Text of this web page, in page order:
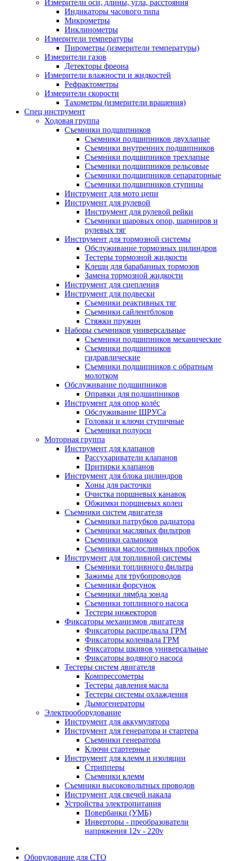
Измерители оси, длины, угла, расстояния
Индикаторы часового типа
Микрометры
Инклинометры
Измерители температуры
Пирометры (измерители температуры)
Измерители газов
Детекторы фреона
Измерители влажности и жидкостей
Рефрактометры
Измерители скорости
Тахометры (измерители вращения)
Спец инструмент
Ходовая группа
Съемники подшипников
Съемники подшипников двухлапые
Съемники внутренних подшипников
Съемники подшипников трехлапые
Съемники подшипников рельсовые
Съемники подшипников сепараторные
Съемники подшипников ступицы
Инструмент для мото цепи
Инструмент для рулевой
Инструмент для рулевой рейки
Съемники шаровых опор, шарниров и
рулевых тяг
Инструмент для тормозной системы
Обслуживание тормозных цилиндров
Тестеры тормозной жидкости
Клещи для барабанных тормозов
Замена тормозной жидкости
Инструмент для сцепления
Инструмент для подвески
Съемники реактивных тяг
Съемники сайлентблоков
Стяжки пружин
Наборы съемников универсальные
Съемники подшипников механические
Съемники подшипников
гидравлические
Съемники подшипников с обратным
молотком
Обслуживание подшипников
Оправки для подшипников
Инструмент для опор колёс
Обслуживание ШРУСа
Головки и ключи ступичные
Съемники полуоси
Моторная группа
Инструмент для клапанов
Рассухариватели клапанов
Притирки клапанов
Инструмент для блока цилиндров
Хоны для расточки
Очистка поршневых канавок
Обжимки поршневых колец
Съемники систем двигателя
Съемники патрубков радиатора
Съемники масляных фильтров
Съемники сальников
Съемники маслосливных пробок
Инструмент для топливной системы
Съемники топливного фильтра
Зажимы для трубопроводов
Съемники форсунок
Съемники лямбда зонда
Съемники топливного насоса
Тестеры инжекторов
Фиксаторы механизмов двигателя
Фиксаторы распредвала ГРМ
Фиксаторы коленвала ГРМ
Фиксаторы шкивов универсальные
Фиксаторы водяного насоса
Тестеры систем двигателя
Компрессометры
Тестеры давления масла
Тестеры системы охлаждения
Дымогенераторы
Электрооборудование
Инструмент для аккумулятора
Инструмент для генератора и стартера
Съемники генератора
Ключи стартерные
Инструмент для клемм и изоляции
Стрипперы
Съемники клемм
Съемники высоковольтных проводов
Инструмент для свечей накала
Устройства электропитания
Повербанки (УМБ)
Инверторы - преобразователи
напряжения 12v - 220v
Оборудование для СТО